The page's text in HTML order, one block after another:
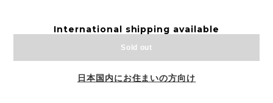
International shipping available
Sold out
日本国内にお住まいの方向け